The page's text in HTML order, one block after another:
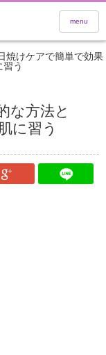
menu
焼けケアで簡単で効果
う
な方法と
に習う
はてなブックマーク
Google